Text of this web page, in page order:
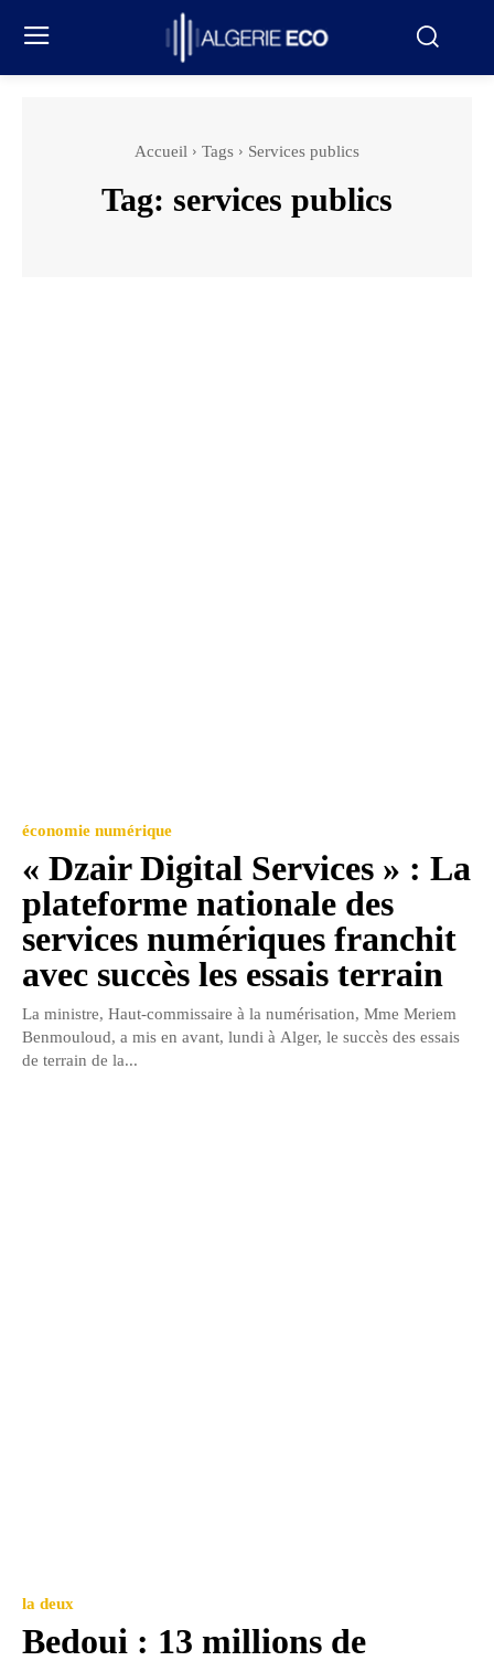
Accueil Tags Services publics
Tag: services publics
économie numérique
« Dzair Digital Services » : La
plateforme nationale des
services numériques franchit
avec succès les essais terrain
La ministre, Haut-commissaire à la numérisation, Mme Meriem
Benmouloud, a mis en avant, lundi à Alger, le succès des essais
de terrain de la...
la deux
Bedoui : 13 millions de